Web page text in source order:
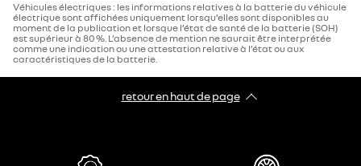
Véhicules électriques : les informations relatives à la batterie du véhicule
électrique sont affichées uniquement lorsqu’elles sont disponibles au
moment de la publication et lorsque l’état de santé de la batterie (SOH)
est supérieur à 80 %. L’absence de mention ne saurait être interprétée
comme une indication ou une attestation relative à l’état ou aux
caractéristiques de la batterie.
retour en haut de page​